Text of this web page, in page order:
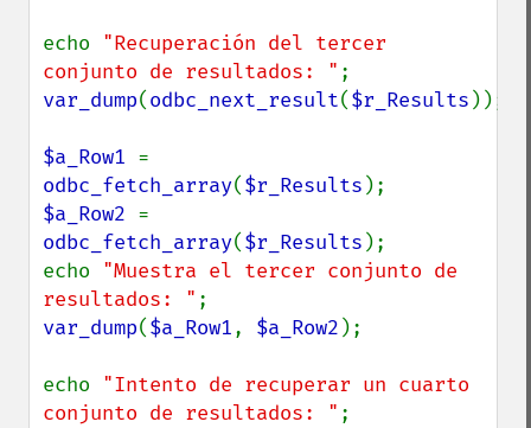
echo "Recuperación del tercer
conjunto de resultados: "
var_dump(odbc_next_result($r_Results ));
$a_Row1
odbc_fetch_array($r_Results
$a_Row2
odbc_fetch_array($r_Results );
echo "Muestra el tercer conjunto de
resultados: "
var_dump($a_Row1, $a_Row2 );
echo "Intento de recuperar un cuarto
conjunto de resultados: "